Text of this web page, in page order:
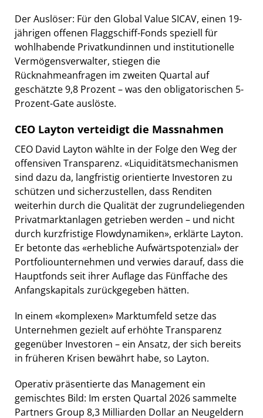
Der Auslöser: Für den Global Value SICAV, einen 19-
jährigen offenen Flaggschiff-Fonds speziell für
wohlhabende Privatkundinnen und institutionelle
Vermögensverwalter, stiegen die
Rücknahmeanfragen im zweiten Quartal auf
geschätzte 9,8 Prozent – was den obligatorischen 5-
Prozent-Gate auslöste.
CEO Layton verteidigt die Massnahmen
CEO David Layton wählte in der Folge den Weg der
offensiven Transparenz. «Liquiditätsmechanismen
sind dazu da, langfristig orientierte Investoren zu
schützen und sicherzustellen, dass Renditen
weiterhin durch die Qualität der zugrundeliegenden
Privatmarktanlagen getrieben werden – und nicht
durch kurzfristige Flowdynamiken», erklärte Layton.
Er betonte das «erhebliche Aufwärtspotenzial» der
Portfoliounternehmen und verwies darauf, dass die
Hauptfonds seit ihrer Auflage das Fünffache des
Anfangskapitals zurückgegeben hätten.
In einem «komplexen» Marktumfeld setze das
Unternehmen gezielt auf erhöhte Transparenz
gegenüber Investoren – ein Ansatz, der sich bereits
in früheren Krisen bewährt habe, so Layton.
Operativ präsentierte das Management ein
gemischtes Bild: Im ersten Quartal 2026 sammelte
Partners Group 8,3 Milliarden Dollar an Neugeldern